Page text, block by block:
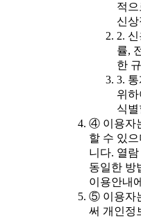
적
신
2.
률,
한
3.
위
식
④ 이용자
할 수 있
니다. 열
동일한 방
이용안내
⑤ 이용자
써 개인정